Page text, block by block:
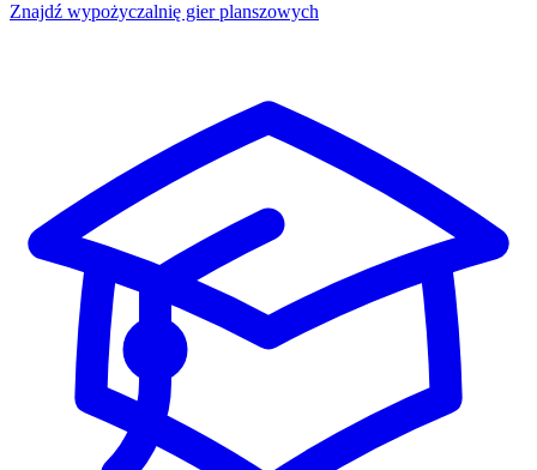
Znajdź wypożyczalnię gier planszowych